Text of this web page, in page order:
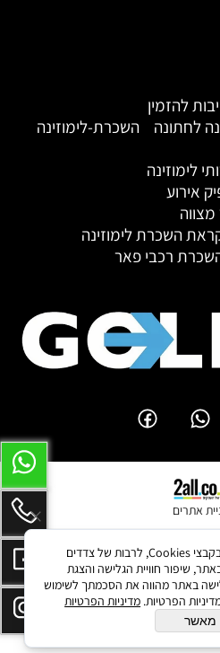
להזמין
לחתונה
השכרת-לימוזינה
לימוזינה
אירוע
השכרת לימוזינה
רכבי פאר
אתרים
לידיעתך, באתרנו נעשה שימוש בקבצי Cookies, לרבות של צדדים
שיפור חוויית הגלישה והצגת
באתר מהווה את הסכמתך לשימוש
הפרטיות. מדיניות הפרטיות
מאשר